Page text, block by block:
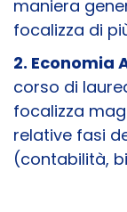
maniera
focalizza di
2. Economia
corso di
focalizza
relative fasi
(contabilità,